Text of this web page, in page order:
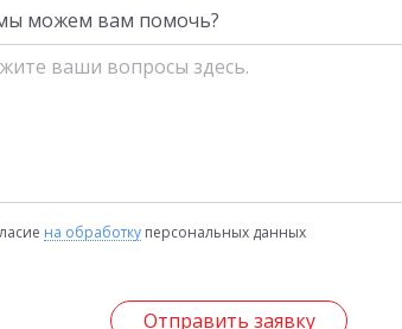
можем вам помочь?
на обработку персональных данных
Отправить заявку